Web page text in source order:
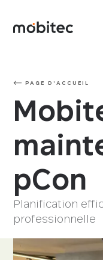
PAGE D'ACCUEIL
pCon
Planification
professionnelle